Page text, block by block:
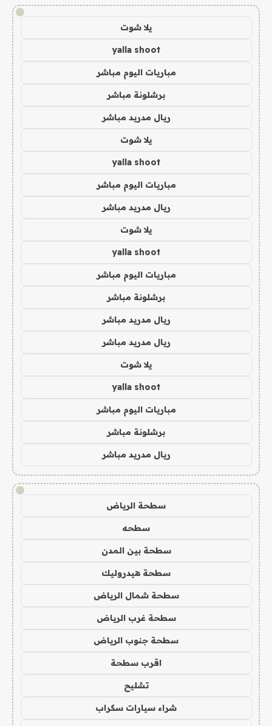
!
يلا شوت
yalla shoot
مباريات اليوم مباشر
برشلونة مباشر
ريال مدريد مباشر
يلا شوت
yalla shoot
مباريات اليوم مباشر
ريال مدريد مباشر
يلا شوت
yalla shoot
مباريات اليوم مباشر
برشلونة مباشر
ريال مدريد مباشر
ريال مدريد مباشر
يلا شوت
yalla shoot
مباريات اليوم مباشر
برشلونة مباشر
ريال مدريد مباشر
!
سطحة الرياض
سطحه
سطحة بين المدن
سطحة هيدروليك
سطحة شمال الرياض
سطحة غرب الرياض
سطحة جنوب الرياض
اقرب سطحة
تشليح
شراء سيارات سكراب